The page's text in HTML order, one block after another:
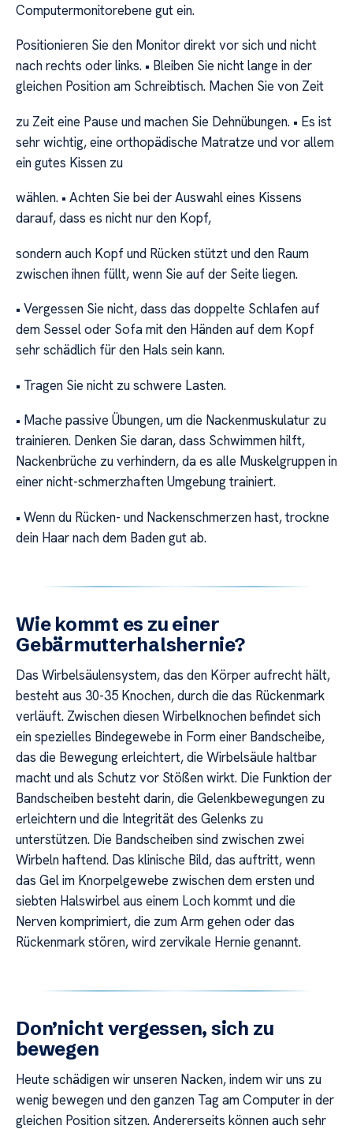
Computermonitorebene gut ein.
Positionieren Sie den Monitor direkt vor sich und nicht
nach rechts oder links. • Bleiben Sie nicht lange in der
gleichen Position am Schreibtisch. Machen Sie von Zeit
zu Zeit eine Pause und machen Sie Dehnübungen. • Es ist
sehr wichtig, eine orthopädische Matratze und vor allem
ein gutes Kissen zu
wählen. • Achten Sie bei der Auswahl eines Kissens
darauf, dass es nicht nur den Kopf,
sondern auch Kopf und Rücken stützt und den Raum
zwischen ihnen füllt, wenn Sie auf der Seite liegen.
• Vergessen Sie nicht, dass das doppelte Schlafen auf
dem Sessel oder Sofa mit den Händen auf dem Kopf
sehr schädlich für den Hals sein kann.
• Tragen Sie nicht zu schwere Lasten.
• Mache passive Übungen, um die Nackenmuskulatur zu
trainieren. Denken Sie daran, dass Schwimmen hilft,
Nackenbrüche zu verhindern, da es alle Muskelgruppen in
einer nicht-schmerzhaften Umgebung trainiert.
• Wenn du Rücken- und Nackenschmerzen hast, trockne
dein Haar nach dem Baden gut ab.
Wie kommt es zu einer
Gebärmutterhalshernie?
Das Wirbelsäulensystem, das den Körper aufrecht hält,
besteht aus 30-35 Knochen, durch die das Rückenmark
verläuft. Zwischen diesen Wirbelknochen befindet sich
ein spezielles Bindegewebe in Form einer Bandscheibe,
das die Bewegung erleichtert, die Wirbelsäule haltbar
macht und als Schutz vor Stößen wirkt. Die Funktion der
Bandscheiben besteht darin, die Gelenkbewegungen zu
erleichtern und die Integrität des Gelenks zu
unterstützen. Die Bandscheiben sind zwischen zwei
Wirbeln haftend. Das klinische Bild, das auftritt, wenn
das Gel im Knorpelgewebe zwischen dem ersten und
siebten Halswirbel aus einem Loch kommt und die
Nerven komprimiert, die zum Arm gehen oder das
Rückenmark stören, wird zervikale Hernie genannt.
Don’nicht vergessen, sich zu
bewegen
Heute schädigen wir unseren Nacken, indem wir uns zu
wenig bewegen und den ganzen Tag am Computer in der
gleichen Position sitzen. Andererseits können auch sehr